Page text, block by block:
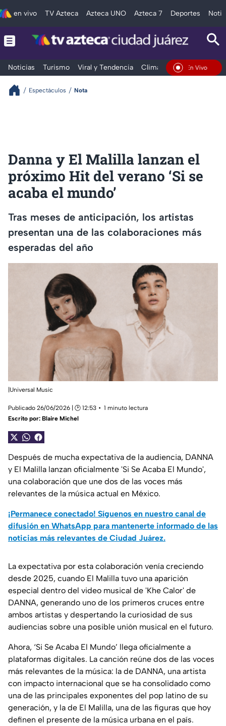
en vivo TV Azteca Azteca UNO Azteca 7 Deportes
Noticias Turismo Viral y Tendencia Clima Deportes
En Vivo
Espectáculos Nota
Danna y El Malilla lanzan el
próximo Hit del verano ‘Si se
acaba el mundo’
Tras meses de anticipación, los artistas
presentan una de las colaboraciones más
esperadas del año
|Universal Music
Publicado 26/06/2026 | 🕑 12:53
1 minuto lectura
Escrito por: Blaire Michel
Después de mucha expectativa de la audiencia, DANNA
y El Malilla lanzan oficialmente 'Si Se Acaba El Mundo',
una colaboración que une dos de las voces más
relevantes de la música actual en México.
¡Permanece conectado! Síguenos en nuestro canal de
difusión en WhatsApp para mantenerte informado de las
noticias más relevantes de Ciudad Juárez.
La expectativa por esta colaboración venía creciendo
desde 2025, cuando El Malilla tuvo una aparición
especial dentro del video musical de 'Khe Calor' de
DANNA, generando uno de los primeros cruces entre
ambos artistas y despertando la curiosidad de sus
audiencias sobre una posible unión musical en el futuro.
Ahora, ‘Si Se Acaba El Mundo’ llega oficialmente a
plataformas digitales. La canción reúne dos de las voces
más relevantes de la música: la de DANNA, una artista
con impacto internacional que se ha consolidado como
una de las principales exponentes del pop latino de su
generación, y la de El Malilla, una de las figuras que hoy
definen el presente de la música urbana en el país.